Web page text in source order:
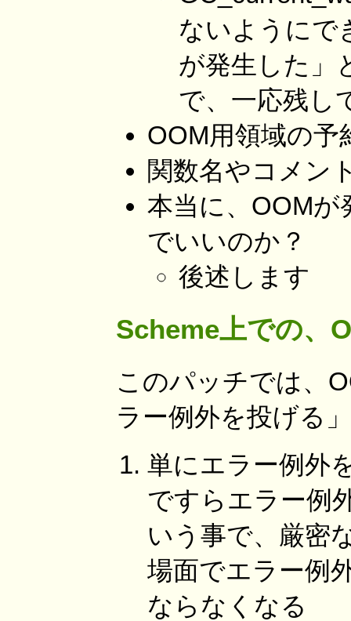
ないようにで
が発生した」
で、一応残し
OOM用領域の予
関数名やコメン
本当に、OOMが
でいいのか？
後述します
Scheme上での、
このパッチでは、
ラー例外を投げる
単にエラー例外
ですらエラー例
いう事で、厳密
場面でエラー例
ならなくなる